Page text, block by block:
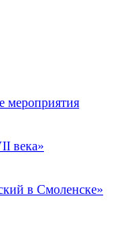
мероприятия
века»
в Смоленске»